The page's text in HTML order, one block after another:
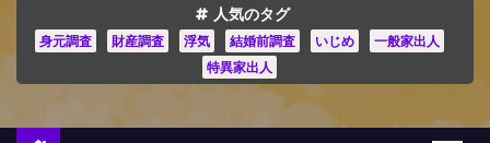
人気のタグ
身元調査 財産調査 浮気 結婚前調査 いじめ
一般家出人
特異家出人